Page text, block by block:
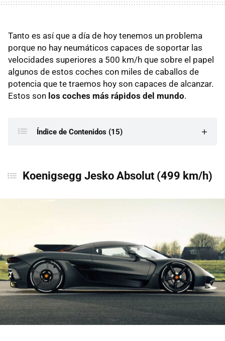
Tanto es así que a día de hoy tenemos un problema
porque no hay neumáticos capaces de soportar las
velocidades superiores a 500 km/h que sobre el papel
algunos de estos coches con miles de caballos de
potencia que te traemos hoy son capaces de alcanzar.
Estos son los coches más rápidos del mundo.
Índice de Contenidos (15)
BYD Yangwang U9 Xtreme (496 km/h)
Bugatti Chiron Super Sport 300+ (490,48 km/h)
Bugatti Chiron Sport (458 km/h)
Koenigsegg Regera (450 km/h)
Koenigsegg Agera RS (444,6 km/h)
Hennessey Venom GT (435,1 km/h)
Koenigsegg Jesko Absolut (499 km/h)